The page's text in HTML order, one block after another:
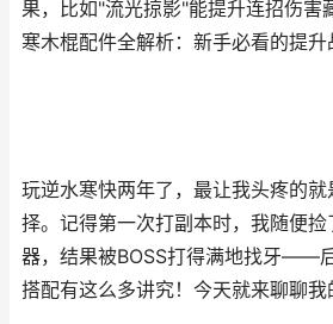
果，比如"流光掠影"能提升连招伤害
寒木棍配件全解析：新手必看的提升
玩逆水寒快两年了，最让我头疼的
择。记得第一次打副本时，我随便
器，结果被BOSS打得满地找牙——
搭配有这么多讲究！今天就来聊聊我